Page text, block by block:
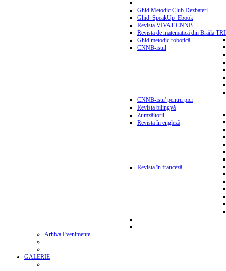
Ghid Metodic Club Dezbateri
Ghid_SpeakUp_Ebook
Revista VIVAT CNNB
Revista de matematică din Brăila
Ghid metodic robotică
CNNB-istul
CNNB-istu' pentru pici
Revista bilingvă
Zumzăitorii
Revista în engleză
Revista în franceză
Arhiva Evenimente
GALERIE